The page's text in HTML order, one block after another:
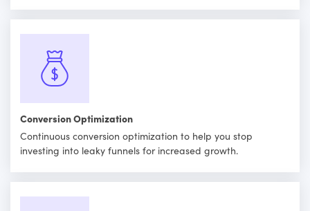
Conversion Optimization
Continuous conversion optimization to help you stop
investing into leaky funnels for increased growth.